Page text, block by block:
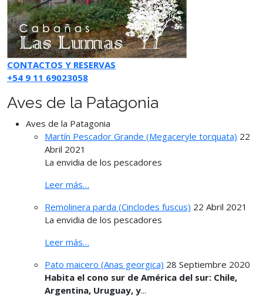
CONTACTOS Y RESERVAS
+54 9 11 69023058
Aves de la Patagonia
Aves de la Patagonia
Martín Pescador Grande (Megaceryle torquata) 22
Abril 2021
La envidia de los pescadores
Leer más…
Remolinera parda (Cinclodes fuscus) 22 Abril 2021
La envidia de los pescadores
Leer más…
Pato maicero (Anas georgica) 28 Septiembre 2020
Habita el cono sur de América del sur: Chile,
Argentina, Uruguay, y...